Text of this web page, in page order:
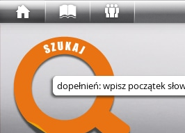
Wyszukaj w serwisie